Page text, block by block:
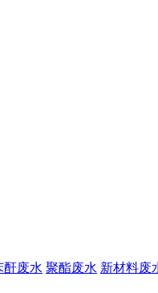
酐废水 聚酯废水 新材料废